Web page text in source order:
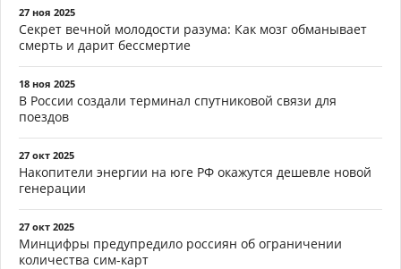
27 ноя 2025
Секрет вечной молодости разума: Как мозг обманывает
смерть и дарит бессмертие
18 ноя 2025
В России создали терминал спутниковой связи для
поездов
27 окт 2025
Накопители энергии на юге РФ окажутся дешевле новой
генерации
27 окт 2025
Минцифры предупредило россиян об ограничении
количества сим-карт